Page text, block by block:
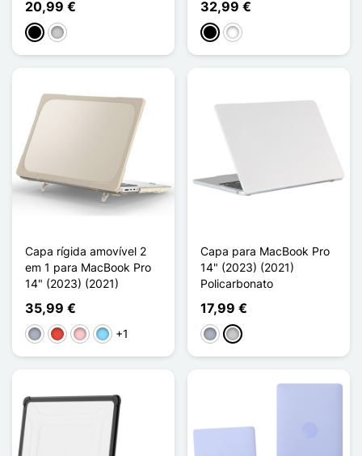
20,99 €
PretoTransparente
32,99 €
Noir Transparent
Blanc Transparent
Capa rígida amovível 2
em 1 para MacBook Pro
14" (2023) (2021)
35,99 €
CinzentoVermelho
RosaAzul Claro
+1
Capa para MacBook Pro
14" (2023) (2021)
Policarbonato
17,99 €
CinzentoTransparente